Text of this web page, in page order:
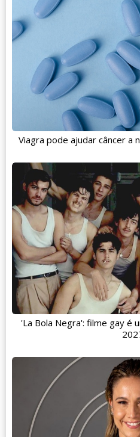
Viagra pode ajudar câncer a
'La Bola Negra': filme gay é